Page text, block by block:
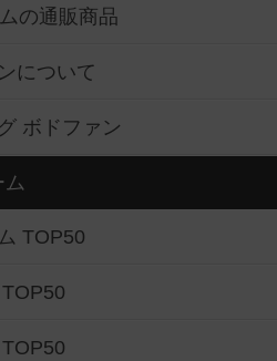
の通販商品
について
ボドファン
TOP50